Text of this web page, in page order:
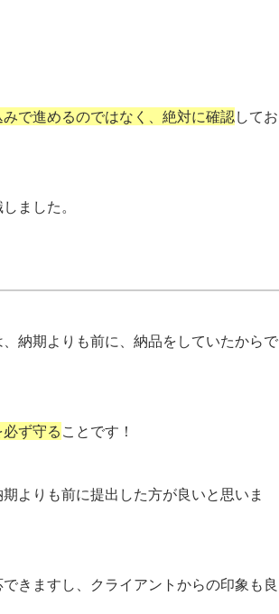
で進めるのではなく、絶対に確認してお
ました。
納期よりも前に、納品をしていたからで
ず守ることです！
よりも前に提出した方が良いと思いま
きますし、クライアントからの印象も良